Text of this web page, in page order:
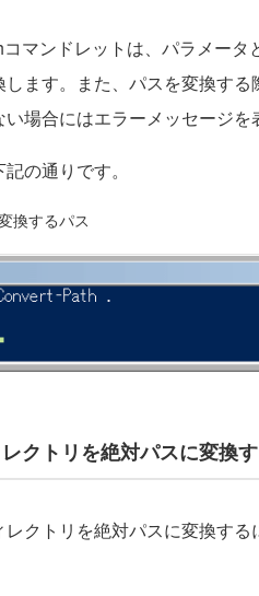
マンドレットは、パラメータ
ます。また、パスを変換す
場合にはエラーメッセージを
の通りです。
換するパス
クトリを絶対パスに変換
クトリを絶対パスに変換する